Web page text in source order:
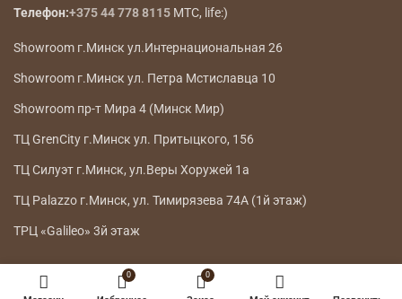
Телефон:+375 44 778 8115 МТС, life:)
Showroom г.Минск ул.Интернациональная 26
Showroom г.Минск ул. Петра Мстиславца 10
Showroom пр-т Мира 4 (Минск Мир)
ТЦ GrenCity г.Минск ул. Притыцкого, 156
ТЦ Силуэт г.Минск, ул.Веры Хоружей 1а
ТЦ Palazzo г.Минск, ул. Тимирязева 74А (1й этаж)
ТРЦ «Galileo» 3й этаж
ГЛАВНОЕ МЕНЮ 0 0